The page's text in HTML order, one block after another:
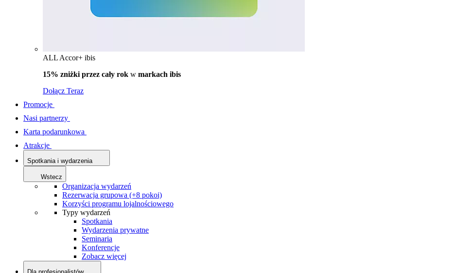
ALL Accor+ ibis
15% zniżki przez cały rok w markach ibis
Dołącz Teraz
Promocje
Nasi partnerzy
Karta podarunkowa
Atrakcje
Spotkania i wydarzenia
Wstecz
Organizacja wydarzeń
Rezerwacja grupowa (+8 pokoi)
Korzyści programu lojalnościowego
Typy wydarzeń
Spotkania
Wydarzenia prywatne
Seminaria
Konferencje
Zobacz więcej